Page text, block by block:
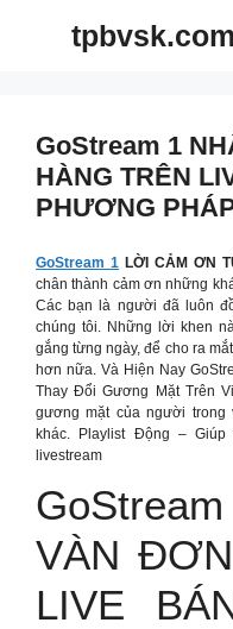
tpbvsk.com
GoStream 1
HÀNG TRÊN
PHƯƠNG
GoStream 1 LỜI CẢM ƠN
chân thành cảm ơn những
Các bạn là người đã luôn
chúng tôi. Những lời khen
gắng từng ngày, để cho ra
hơn nữa. Và Hiện Nay
Thay Đổi Gương Mặt Trên
gương mặt của người trong
khác. Playlist Động –
livestream
VÀN
LIVE